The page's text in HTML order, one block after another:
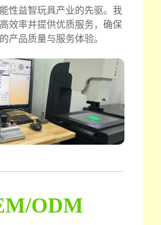
性益智玩具产业的先驱。我
效率并提供优质服务，确保
产品质量与服务体验。
ODM